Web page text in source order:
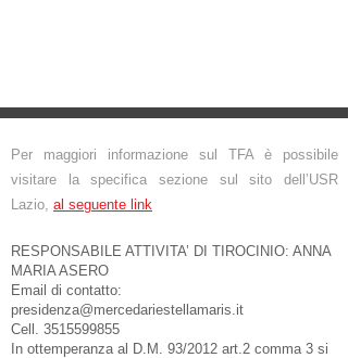
Per maggiori informazione sul TFA è possibile
visitare la specifica sezione sul sito dell’USR
Lazio, al seguente link
RESPONSABILE ATTIVITA’ DI TIROCINIO: ANNA
MARIA ASERO
Email di contatto:
presidenza@mercedariestellamaris.it
Cell. 3515599855
In ottemperanza al D.M. 93/2012 art.2 comma 3 si